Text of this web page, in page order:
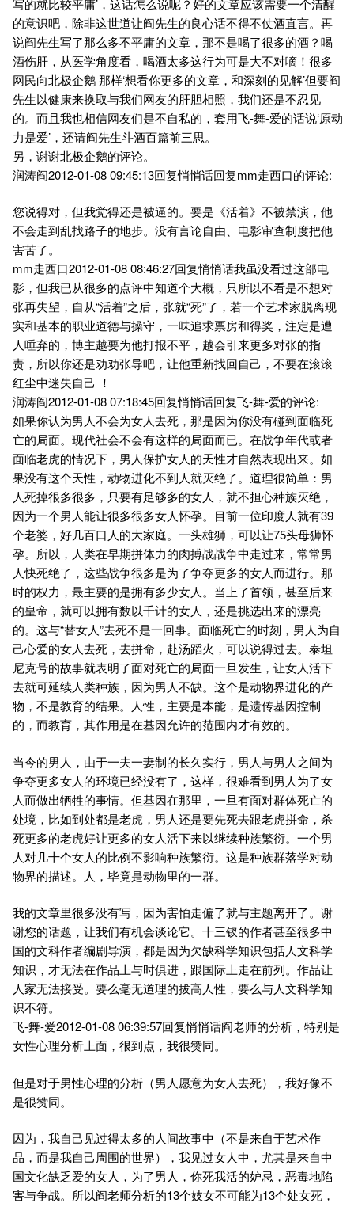
写的就比较平庸’，这话怎么说呢？好的文章应该需要一个清醒
的意识吧，除非这世道让阎先生的良心话不得不仗酒直言。再
说阎先生写了那么多不平庸的文章，那不是喝了很多的酒？喝
酒伤肝，从医学角度看，喝酒太多这行为可是大不对嘀！很多
网民向北极企鹅 那样‘想看你更多的文章，和深刻的见解’但要阎
先生以健康来换取与我们网友的肝胆相照，我们还是不忍见
的。而且我也相信网友们是不自私的，套用飞-舞-爱的话说‘原动
力是爱’，还请阎先生斗酒百篇前三思。
另，谢谢北极企鹅的评论。
润涛阎2012-01-08 09:45:13回复悄悄话回复mm走西口的评论:
您说得对，但我觉得还是被逼的。要是《活着》不被禁演，他
不会走到乱找路子的地步。没有言论自由、电影审查制度把他
害苦了。
mm走西口2012-01-08 08:46:27回复悄悄话我虽没看过这部电
影，但我已从很多的点评中知道个大概，只所以不看是不想对
张再失望，自从“活着”之后，张就“死”了，若一个艺术家脱离现
实和基本的职业道德与操守，一味追求票房和得奖，注定是遭
人唾弃的，博主越要为他打报不平，越会引来更多对张的指
责，所以你还是劝劝张导吧，让他重新找回自己，不要在滚滚
红尘中迷失自己 ！
润涛阎2012-01-08 07:18:45回复悄悄话回复飞-舞-爱的评论:
如果你认为男人不会为女人去死，那是因为你没有碰到面临死
亡的局面。现代社会不会有这样的局面而已。在战争年代或者
面临老虎的情况下，男人保护女人的天性才自然表现出来。如
果没有这个天性，动物进化不到人就灭绝了。道理很简单：男
人死掉很多很多，只要有足够多的女人，就不担心种族灭绝，
因为一个男人能让很多很多女人怀孕。目前一位印度人就有39
个老婆，好几百口人的大家庭。一头雄狮，可以让75头母狮怀
孕。所以，人类在早期拼体力的肉搏战战争中走过来，常常男
人快死绝了，这些战争很多是为了争夺更多的女人而进行。那
时的权力，最主要的是拥有多少女人。当上了首领，甚至后来
的皇帝，就可以拥有数以千计的女人，还是挑选出来的漂亮
的。这与“替女人”去死不是一回事。面临死亡的时刻，男人为自
己心爱的女人去死，去拼命，赴汤蹈火，可以说得过去。泰坦
尼克号的故事就表明了面对死亡的局面一旦发生，让女人活下
去就可延续人类种族，因为男人不缺。这个是动物界进化的产
物，不是教育的结果。人性，主要是本能，是遗传基因控制
的，而教育，其作用是在基因允许的范围内才有效的。
当今的男人，由于一夫一妻制的长久实行，男人与男人之间为
争夺更多女人的环境已经没有了，这样，很难看到男人为了女
人而做出牺牲的事情。但基因在那里，一旦有面对群体死亡的
处境，比如到处都是老虎，男人还是要先死去跟老虎拼命，杀
死更多的老虎好让更多的女人活下来以继续种族繁衍。一个男
人对几十个女人的比例不影响种族繁衍。这是种族群落学对动
物界的描述。人，毕竟是动物里的一群。
我的文章里很多没有写，因为害怕走偏了就与主题离开了。谢
谢您的话题，让我们有机会谈论它。十三钗的作者甚至很多中
国的文科作者编剧导演，都是因为欠缺科学知识包括人文科学
知识，才无法在作品上与时俱进，跟国际上走在前列。作品让
人家无法接受。要么毫无道理的拔高人性，要么与人文科学知
识不符。
飞-舞-爱2012-01-08 06:39:57回复悄悄话阎老师的分析，特别是
女性心理分析上面，很到点，我很赞同。
但是对于男性心理的分析（男人愿意为女人去死），我好像不
是很赞同。
因为，我自己见过得太多的人间故事中（不是来自于艺术作
品，而是我自己周围的世界），我见过女人中，尤其是来自中
国文化缺乏爱的女人，为了男人，你死我活的妒忌，恶毒地陷
害与争战。所以阎老师分析的13个妓女不可能为13个处女死，